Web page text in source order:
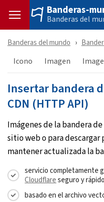
Banderas-
Banderas del
Banderas del mundo
Icono Imagen
Insertar bandera
CDN (HTTP API)
Imágenes de la bandera
sitio web o para
mantener actualizada la
servicio completamente
Cloudflareseguro y rápido
basado en el archivo